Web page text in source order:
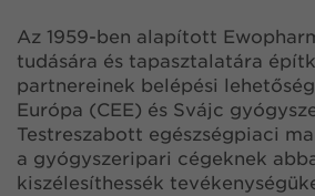
Az 1959-ben alapított
tudására és tapasztalatára
partnereinek belépési
Európa (CEE) és Svájc
Testreszabott egészségpiaci
a gyógyszeripari cégeknek
kiszélesíthessék